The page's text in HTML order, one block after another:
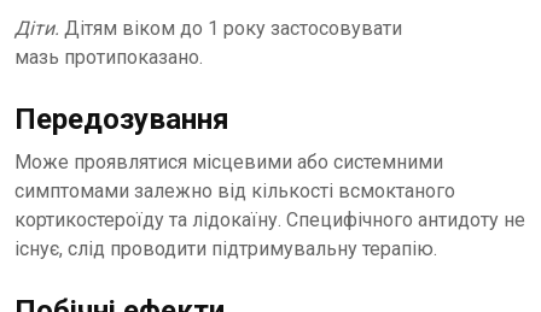
Діти. Дітям віком до 1 року застосовувати
мазь протипоказано.
Передозування
Може проявлятися місцевими або системними
симптомами залежно від кількості всмоктаного
кортикостероїду та лідокаїну. Специфічного антидоту не
існує, слід проводити підтримувальну терапію.